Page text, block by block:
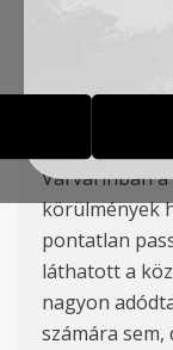
Góllövők:
Hideg,
Varvarinban
körülmények
pontatlan
láthatott a
nagyon
számára sem,